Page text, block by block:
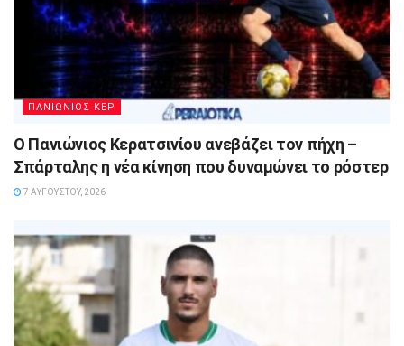
ΠΑΝΙΩΝΙΟΣ ΚΕΡ
Ο Πανιώνιος Κερατσινίου ανεβάζει τον πήχη –
Σπάρταλης η νέα κίνηση που δυναμώνει το ρόστερ
7 ΑΥΓΟΎΣΤΟΥ, 2026